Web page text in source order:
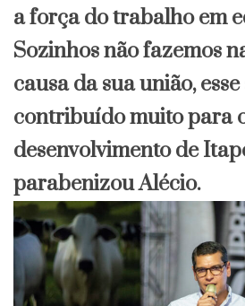
a força do trabalho em
Sozinhos não fazemos
causa da sua união,
contribuído muito para
desenvolvimento de
parabenizou Alécio.